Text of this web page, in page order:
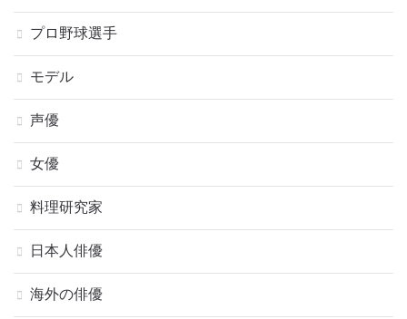
プロ野球選手
モデル
声優
女優
料理研究家
日本人俳優
海外の俳優